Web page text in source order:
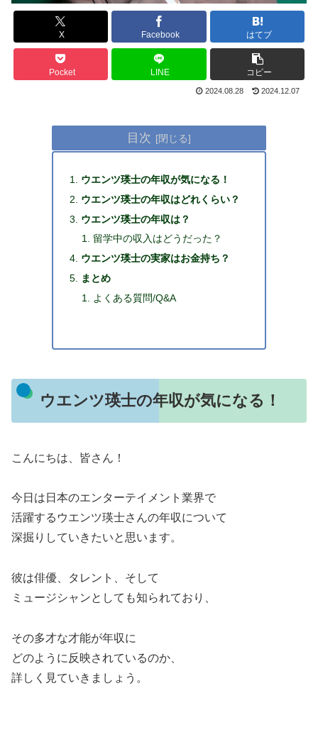
X Facebook はてブ
Pocket LINE コピー
2024.08.28 2024.12.07
目次
ウエンツ瑛士の年収が気になる！
ウエンツ瑛士の年収はどれくらい？
ウエンツ瑛士の年収は？
留学中の収入はどうだった？
ウエンツ瑛士の実家はお金持ち？
まとめ
よくある質問/Q&A
ウエンツ瑛士の年収が気になる！
こんにちは、皆さん！
今日は日本のエンターテイメント業界で
活躍するウエンツ瑛士さんの年収について
深掘りしていきたいと思います。
彼は俳優、タレント、そして
ミュージシャンとしても知られており、
その多才な才能が年収に
どのように反映されているのか、
詳しく見ていきましょう。